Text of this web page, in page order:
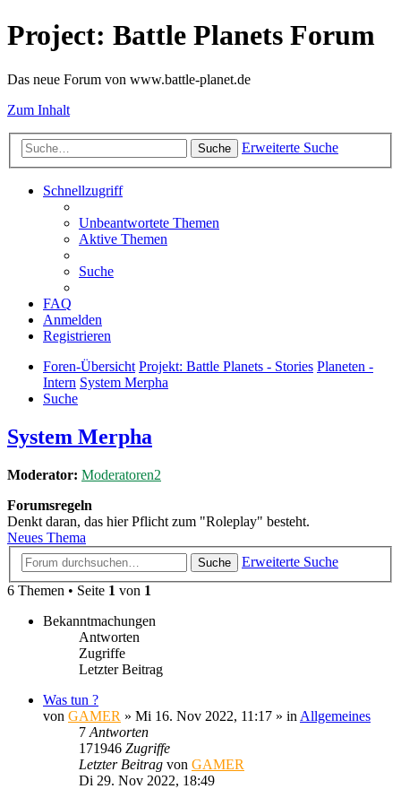
Project: Battle Planets Forum
Das neue Forum von www.battle-planet.de
Zum Inhalt
Suche Erweiterte Suche
Schnellzugriff
Unbeantwortete Themen
Aktive Themen
Suche
FAQ
Anmelden
Registrieren
Foren-Übersicht Projekt: Battle Planets - Stories Planeten -
Intern System Merpha
Suche
System Merpha
Moderator: Moderatoren2
Forumsregeln
Denkt daran, das hier Pflicht zum "Roleplay" besteht.
Neues Thema
Suche
Erweiterte Suche
6 Themen • Seite 1 von 1
Bekanntmachungen
Antworten
Zugriffe
Letzter Beitrag
Was tun ?
von GAMER » Mi 16. Nov 2022, 11:17 » in Allgemeines
7 Antworten
171946 Zugriffe
Letzter Beitrag von GAMER
Di 29. Nov 2022, 18:49